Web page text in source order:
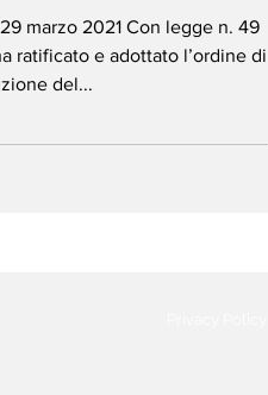
marzo 2021 Con legge n. 49
ratificato e adottato l’ordine di
del...